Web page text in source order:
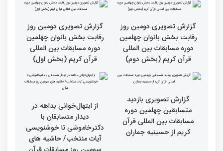
صمیمی رئیس سازمان اوقاف
خواهران و برادران،
متسابقین چهلمین دوره
مسابقات بین المللی قرآن
کریم(بخش دوم)
صمیمی رئیس سازمان اوقاف
خواهران و برادران،
متسابقین چهلمین دوره
مسابقات بین المللی قرآن
کریم(بخش اول)
گزارش تصویری دومین روز
رقابت بخش بانوان چهلمین
دوره مسابقات بین المللی
قرآن کریم (بخش دوم)
گزارش تصویری دومین روز
رقابت بخش بانوان چهلمین
دوره مسابقات بین المللی
قرآن کریم (بخش اول)